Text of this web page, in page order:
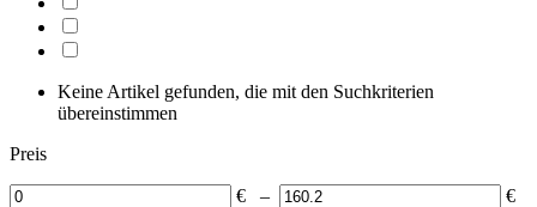
Keine Artikel gefunden, die mit den Suchkriterien
übereinstimmen
Preis
€ – €